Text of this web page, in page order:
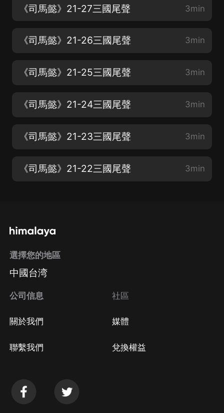
《司馬懿》21-27三國尾聲 3min
《司馬懿》21-26三國尾聲 3min
《司馬懿》21-25三國尾聲 3min
《司馬懿》21-24三國尾聲 3min
《司馬懿》21-23三國尾聲 3min
《司馬懿》21-22三國尾聲 3min
選擇您的地區
中國台湾
公司信息
關於我們
聯繫我們
社區
媒體
兌換權益